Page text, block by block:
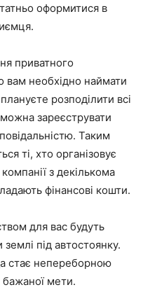
оформитися в
приватного
вам необхідно наймати
розподілити всі
зареєструвати
Таким
ті, хто організовує
з декількома
фінансові кошти.
для вас будуть
під автостоянку.
стає непереборною
мети.